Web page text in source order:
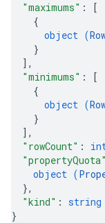
"maximums" :
[
{
object (
}
] ,
"minimums" :
[
{
object (
}
] ,
"rowCount" :
"propertyQuota"
object (
},
"kind" : string
}